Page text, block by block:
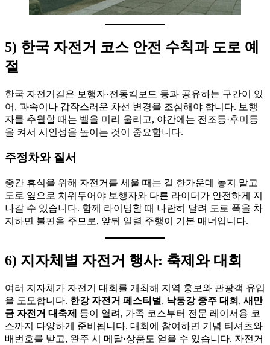
5) 한국 자전거 코스 안전 수칙과 도로 예
절
한국 자전거길은 보행자·전동킥보드 등과 공유하는 구간이 있
어, 과속이나 갑작스러운 차선 변경을 조심해야 합니다. 보행
자를 추월할 때는 벨을 미리 울리고, 야간에는 전조등·후미등
을 켜서 시인성을 높이는 것이 중요합니다.
주정차와 질서
중간 휴식을 위해 자전거를 세울 때는 길 한가운데 놓지 말고
도로 옆으로 치워두어야 보행자와 다른 라이더가 안전하게 지
나갈 수 있습니다. 함께 라이딩할 때 나란히 달려 도로 폭을 차
지하면 불편을 주므로, 앞뒤 일렬 주행이 기본 매너입니다.
6) 지자체별 자전거 행사: 축제와 대회
여러 지자체가 자전거 대회를 개최해 지역 홍보와 관광객 유입
을 도모합니다. 한강 자전거 페스티벌 , 낙동강 종주 대회 , 새만
금 자전거 대축제
등이 열려, 가족 코스부터 전문 레이서용 코
스까지 다양하게 준비됩니다. 대회에 참여하면 기념 티셔츠와
배번호를 받고, 완주 시 메달·상품도 얻을 수 있습니다. 자전거